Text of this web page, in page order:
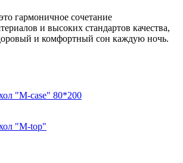
гармоничное сочетание
и высоких стандартов качества,
и комфортный сон каждую ночь.
"M-case" 80*200
"M-top"